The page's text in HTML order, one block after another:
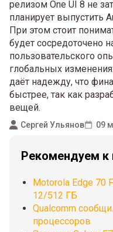
релизом One UI 8 не
планирует выпустить
При этом стоит
будет сосредоточено
пользовательского
глобальных
даёт надежду, что
быстрее, так как
вещей.
Сергей Ульянов 09
Рекомендуем к
Motorola Edge 70
12/512 ГБ
Qualcomm
процессоров